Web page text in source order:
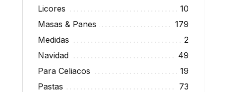
Licores
10
Masas & Panes
179
Medidas
2
Navidad
49
Para Celiacos
19
Pastas
73